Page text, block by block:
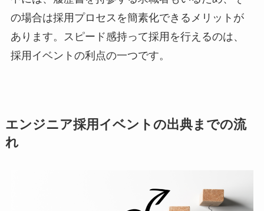
の場合は採用プロセスを簡素化できるメリットが
あります。スピード感持って採用を行えるのは、
採用イベントの利点の一つです。
エンジニア採用イベントの出典までの流
れ